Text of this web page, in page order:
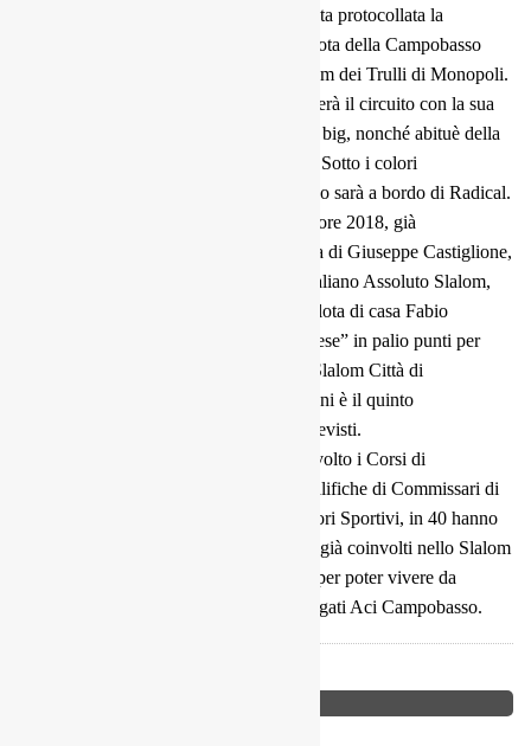
dell’Automobile Club Campobasso è stata protocollata la
documentazione di Luigi Vinaccia. Il pilota della Campobasso
Corse è reduce dal successo nel 6^ Slalom dei Trulli di Monopoli.
Il quattro volte campione italiano affronterà il circuito con la sua
Osella PA9/90 motorizzata Honda. Tra i big, nonché abituè della
kermesse molisana, Salvatore Venanzio. Sotto i colori
dell’Autosport Sorrento il driver campano sarà a bordo di Radical.
Non mancheranno i contendenti al tricolore 2018, già
ufficializzata nei giorni scorsi la presenza di Giuseppe Castiglione,
leader della classifica del Campionato Italiano Assoluto Slalom,
del suo vice Emanuele Schillace e del pilota di casa Fabio
Emanuele. Lungo le curve della “gildonese” in palio punti per
iniziare a definire la classifica finale, lo Slalom Città di
Campobasso Memorial Gianluca Battistini è il quinto
appuntamento in calendario sugli otto previsti.
In questi giorni l’ACI Campobasso ha svolto i Corsi di
formazione per Ufficiali di Gara con qualifiche di Commissari di
Percorso, Verificatori Tecnici e Verificatori Sportivi, in 40 hanno
superato l’esame. I neo-ufficiali saranno già coinvolti nello Slalom
e in seguito anche nel Rally del Molise. per poter vivere da
protagonisti gli appuntamenti sportivi targati Aci Campobasso.